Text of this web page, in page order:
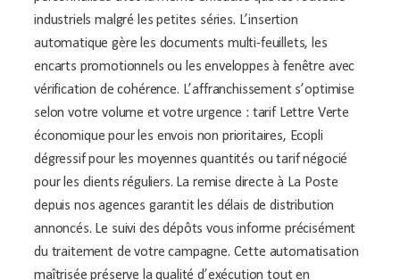
industriels malgré les petites séries. L’insertion
automatique gère les documents multi-feuillets, les
encarts promotionnels ou les enveloppes à fenêtre avec
vérification de cohérence. L’affranchissement s’optimise
selon votre volume et votre urgence : tarif Lettre Verte
économique pour les envois non prioritaires, Ecopli
dégressif pour les moyennes quantités ou tarif négocié
pour les clients réguliers. La remise directe à La Poste
depuis nos agences garantit les délais de distribution
annoncés. Le suivi des dépôts vous informe précisément
du traitement de votre campagne. Cette automatisation
maîtrisée préserve la qualité d’exécution tout en